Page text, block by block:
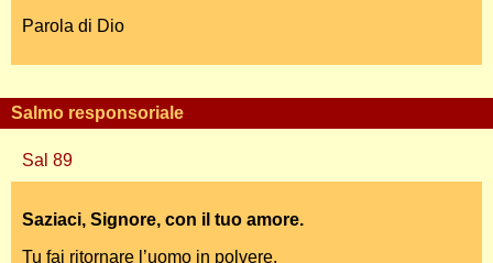
Parola di Dio
Salmo responsoriale
Sal 89
Saziaci, Signore, con il tuo amore.
Tu fai ritornare l’uomo in polvere,